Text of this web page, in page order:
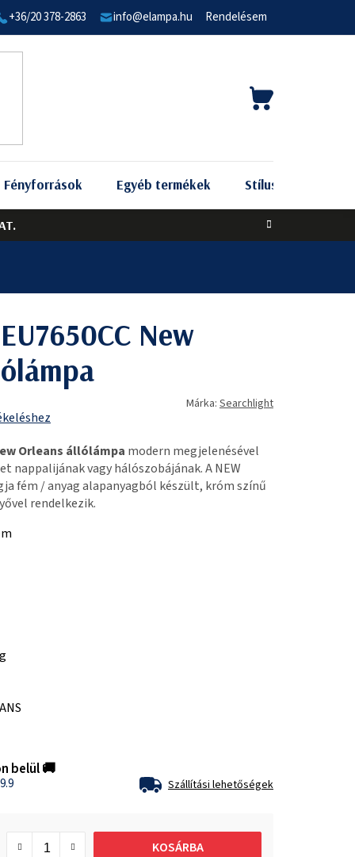
+36/20 378-2863 info@elampa.hu Rendelésem
KOSÁR
Fényforrások Egyéb termékek Stílus szerint
New
Márka: Searchlight
Orleans állólámpa modern megjelenésével
vagy hálószobájának. A NEW
fém / anyag alapanyagból készült, króm színű
rendelkezik.
belül 🚚
Szállítási lehetőségek
KOSÁRBA